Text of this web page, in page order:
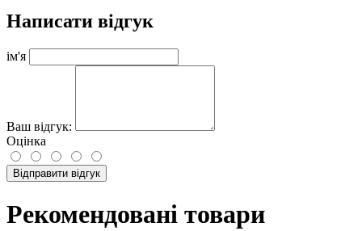
Написати відгук
ім'я
Ваш відгук:
Оцінка
Відправити відгук
Рекомендовані товари